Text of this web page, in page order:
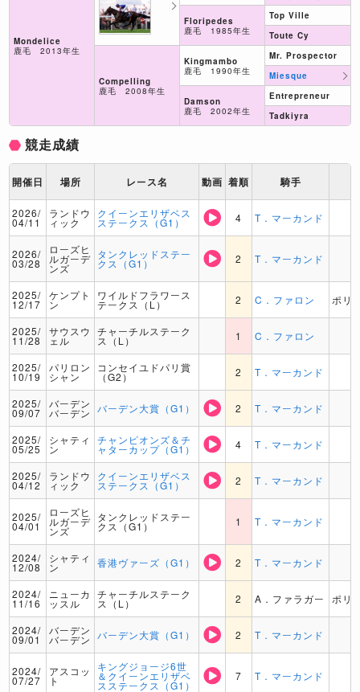
Mondelice
鹿毛 2013年生
Compelling
鹿毛 2008年生
Floripedes
鹿毛 1985年生
Kingmambo
鹿毛 1990年生
Damson
鹿毛 2002年生
Top Ville
Toute Cy
Mr. Prospector
Miesque
Entrepreneur
Tadkiyra
競走成績
開催日 場所 レース名 動画 着順 騎手
2026/
04/11
ランドウ
ィック
クイーンエリザベス
ステークス（G1） 4 T．マーカンド
2026/
03/28
ローズヒ
ルガーデ
ンズ
タンクレッドステー
クス（G1） 2 T．マーカンド
2025/
12/17
ケンプト
ン
ワイルドフラワース
テークス（L） 2 C．ファロン ポリ
2025/
11/28
サウスウ
ェル
チャーチルステーク
ス（L） 1 C．ファロン
2025/
10/19
パリロン
シャン
コンセイユドパリ賞
（G2） 2 T．マーカンド
2025/
09/07
バーデン
バーデン バーデン大賞（G1） 2 T．マーカンド
2025/
05/25
シャティ
ン
チャンピオンズ＆チ
ャターカップ（G1） 4 T．マーカンド
2025/
04/12
ランドウ
ィック
クイーンエリザベス
ステークス（G1） 2 T．マーカンド
2025/
04/01
ローズヒ
ルガーデ
ンズ
タンクレッドステー
クス（G1） 1 T．マーカンド
2024/
12/08
シャティ
ン 香港ヴァーズ（G1） 2 T．マーカンド
2024/
11/16
ニューカ
ッスル
チャーチルステーク
ス（L） 2 A．ファラガー ポリ
2024/
09/01
バーデン
バーデン バーデン大賞（G1） 2 T．マーカンド
2024/
07/27
アスコッ
ト
キングジョージ6世
＆クイーンエリザベ
スステークス（G1）
7 T．マーカンド